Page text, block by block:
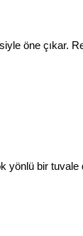
öne çıkar.
yönlü bir tuvale